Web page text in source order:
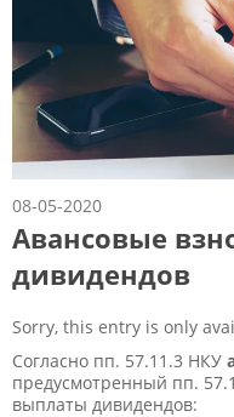
08-05-2020
Авансовые
дивидендов
Sorry, this entry is only
Согласно пп. 57.1 1 .3 НКУ
предусмотренный пп. 57.1
выплаты дивидендов: